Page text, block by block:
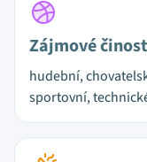
Zájmové
hudební,
sportovní,